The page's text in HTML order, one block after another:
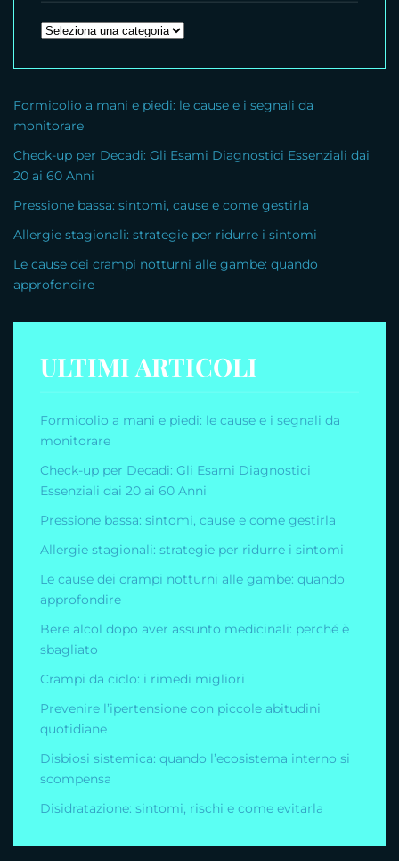
CATEGORIE
Formicolio a mani e piedi: le cause e i segnali da
monitorare
Check-up per Decadi: Gli Esami Diagnostici Essenziali dai
20 ai 60 Anni
Pressione bassa: sintomi, cause e come gestirla
Allergie stagionali: strategie per ridurre i sintomi
Le cause dei crampi notturni alle gambe: quando
approfondire
ULTIMI ARTICOLI
Formicolio a mani e piedi: le cause e i segnali da
monitorare
Check-up per Decadi: Gli Esami Diagnostici
Essenziali dai 20 ai 60 Anni
Pressione bassa: sintomi, cause e come gestirla
Allergie stagionali: strategie per ridurre i sintomi
Le cause dei crampi notturni alle gambe: quando
approfondire
Bere alcol dopo aver assunto medicinali: perché è
sbagliato
Crampi da ciclo: i rimedi migliori
Prevenire l’ipertensione con piccole abitudini
quotidiane
Disbiosi sistemica: quando l’ecosistema interno si
scompensa
Disidratazione: sintomi, rischi e come evitarla